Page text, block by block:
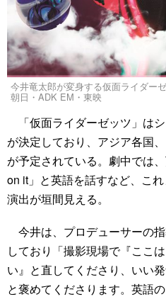
今井竜太郎が変身する仮面ライダー
朝日・ADK EM・東映
「仮面ライダーゼッツ」は
が決定しており、アジア各国
が予定されている。劇中では
on it」と英語を話すなど、こ
演出が垣間見える。
今井は、プロデューサーの
しており「撮影現場で『ここ
い』と直してくださり、いい
と褒めてくださります。英語